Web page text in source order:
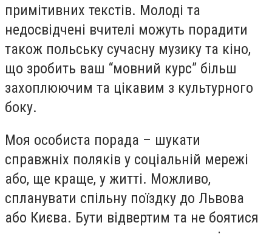
примітивних текстів. Молоді та
недосвідчені вчителі можуть порадити
також польську сучасну музику та кіно,
що зробить ваш “мовний курс” більш
захоплюючим та цікавим з культурного
боку.
Моя особиста порада – шукати
справжніх поляків у соціальній мережі
або, ще краще, у житті. Можливо,
спланувати спільну поїздку до Львова
або Києва. Бути відвертим та не боятися